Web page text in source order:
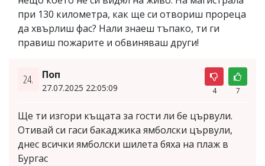
при 130 километра, как ще си отвориш прореца
да хвърлиш фас? Нали знаеш тъпако, ти ги
правиш пожарите и обвиняваш други!
24. Поп
27.07.2025 22:05:09 4 7
Ще ти изгори къщата за гости ли бе цървули.
Отивай си гаси бакаджика ямболски цървули,
днес всички ямболски шилета бяха на плаж в
Бургас